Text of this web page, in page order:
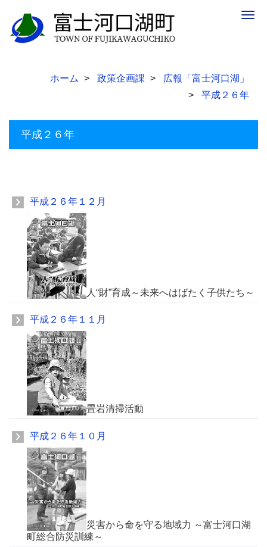
ホーム 政策企画課
広報「富士河口湖」
平成２６年
平成２６年
平成２６年１２月
人“財”育成～未来へはばたく子供たち～
平成２６年１１月
畳岩清掃活動
平成２６年１０月
災害から命を守る地域力 ～富士河口湖
町総合防災訓練～